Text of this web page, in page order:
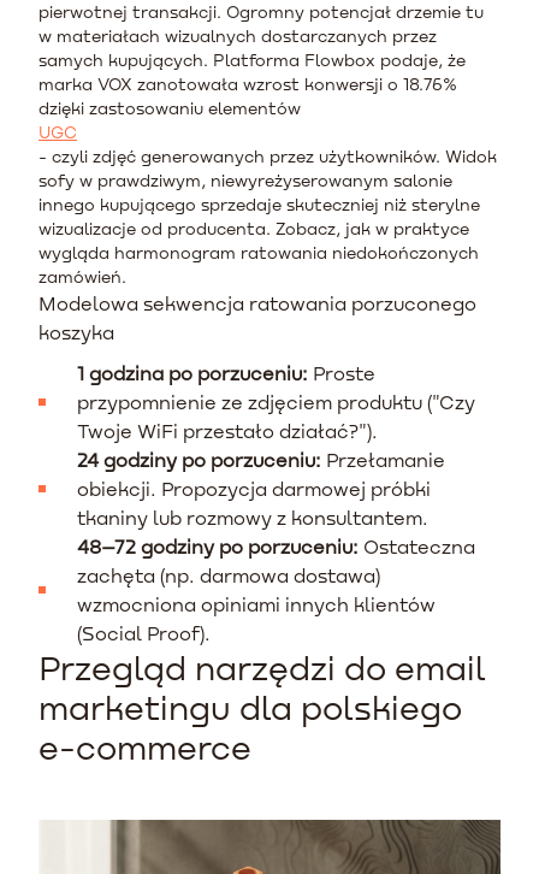
pierwotnej transakcji. Ogromny potencjał drzemie tu
w materiałach wizualnych dostarczanych przez
samych kupujących. Platforma Flowbox podaje, że
marka VOX zanotowała wzrost konwersji o 18.76%
dzięki zastosowaniu elementów
UGC
- czyli zdjęć generowanych przez użytkowników. Widok
sofy w prawdziwym, niewyreżyserowanym salonie
innego kupującego sprzedaje skuteczniej niż sterylne
wizualizacje od producenta. Zobacz, jak w praktyce
wygląda harmonogram ratowania niedokończonych
zamówień.
Modelowa sekwencja ratowania porzuconego
koszyka
1 godzina po porzuceniu: Proste
przypomnienie ze zdjęciem produktu ("Czy
Twoje WiFi przestało działać?").
24 godziny po porzuceniu: Przełamanie
obiekcji. Propozycja darmowej próbki
tkaniny lub rozmowy z konsultantem.
48–72 godziny po porzuceniu: Ostateczna
zachęta (np. darmowa dostawa)
wzmocniona opiniami innych klientów
(Social Proof).
Przegląd narzędzi do email
marketingu dla polskiego
e-commerce